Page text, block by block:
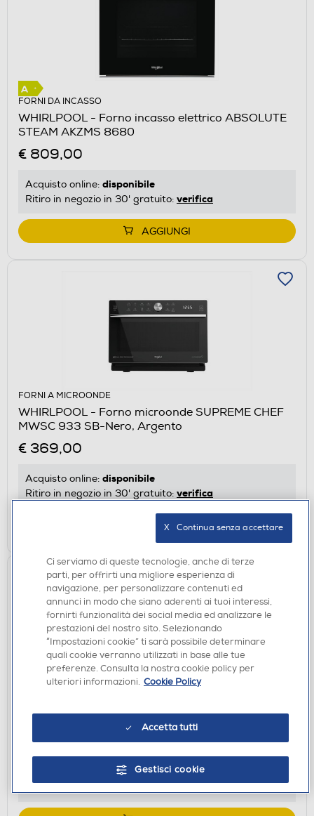
FORNI DA INCASSO
WHIRLPOOL - Forno incasso elettrico ABSOLUTE
STEAM AKZMS 8680
€ 809,00
Acquisto online: disponibile
Ritiro in negozio in 30' gratuito: verifica
AGGIUNGI
FORNI A MICROONDE
WHIRLPOOL - Forno microonde SUPREME CHEF
MWSC 933 SB-Nero, Argento
€ 369,00
Acquisto online: disponibile
Ritiro in negozio in 30' gratuito: verifica
AGGIUNGI
€ 39,90
disponibile
verifica
Ci serviamo di queste tecnologie, anche di terze
parti, per offrirti una migliore esperienza di
navigazione, per personalizzare contenuti ed
annunci in modo che siano aderenti ai tuoi interessi,
fornirti funzionalità dei social media ed analizzare le
prestazioni del nostro sito. Selezionando
“Impostazioni cookie” ti sarà possibile determinare
quali cookie verranno utilizzati in base alle tue
preferenze. Consulta la nostra cookie policy per
ulteriori informazioni. Cookie Policy
Accetta tutti
Gestisci cookie
X   Continua senza accettare